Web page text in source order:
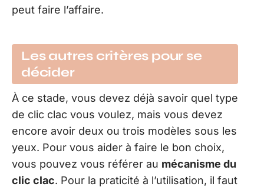
peut faire l’affaire.
Les autres critères pour se
décider
À ce stade, vous devez déjà savoir quel type
de clic clac vous voulez, mais vous devez
encore avoir deux ou trois modèles sous les
yeux. Pour vous aider à faire le bon choix,
vous pouvez vous référer au mécanisme du
clic clac. Pour la praticité à l’utilisation, il faut